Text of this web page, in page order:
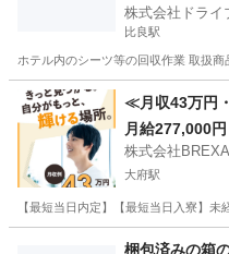
株式会社ドライ
比良駅
ホテル内のシーツ等の回収作業 取扱
愛知 北名古屋市 比良駅
≪月収43万円
月給277,000円
株式会社
大府駅
【最短当日内定】【最短当日入寮】
大府駅 その
梱包済みの箱